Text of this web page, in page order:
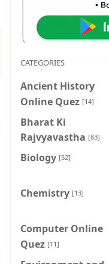
CATEGORIES
Ancient History
Online Quez [14]
Bharat Ki
Rajvyavastha [83]
Biology [52]
Chemistry [13]
Computer Online
Quez [11]